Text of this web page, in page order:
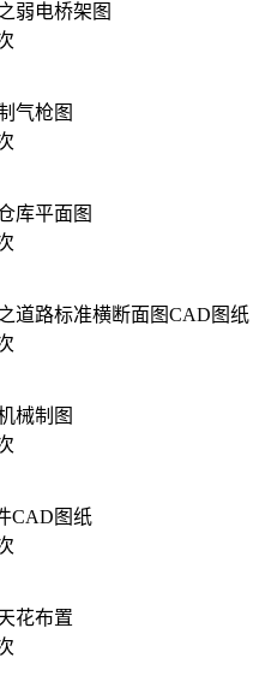
弱电桥架图
气枪图
库平面图
道路标准横断面图CAD图纸
械制图
CAD图纸
花布置